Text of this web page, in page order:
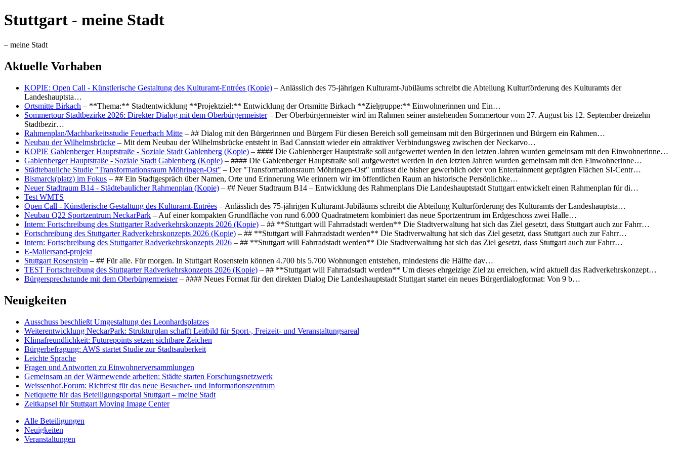
Stuttgart - meine Stadt
– meine Stadt
Aktuelle Vorhaben
KOPIE: Open Call - Künstlerische Gestaltung des Kulturamt-Entrées (Kopie) – Anlässlich des 75-jährigen Kulturamt-Jubiläums schreibt die Abteilung Kulturförderung des Kulturamts der
Landeshauptsta…
Ortsmitte Birkach – **Thema:** Stadtentwicklung **Projektziel:** Entwicklung der Ortsmitte Birkach **Zielgruppe:** Einwohnerinnen und Ein…
Sommertour Stadtbezirke 2026: Direkter Dialog mit dem Oberbürgermeister– Der Oberbürgermeister wird im Rahmen seiner anstehenden Sommertour vom 27. August bis 12. September dreizehn
Stadtbezir…
Rahmenplan/Machbarkeitsstudie Feuerbach Mitte – ## Dialog mit den Bürgerinnen und Bürgern Für diesen Bereich soll gemeinsam mit den Bürgerinnen und Bürgern ein Rahmen…
Neubau der Wilhelmsbrücke – Mit dem Neubau der Wilhelmsbrücke entsteht in Bad Cannstatt wieder ein attraktiver Verbindungsweg zwischen der Neckarvo…
KOPIE Gablenberger Hauptstraße - Soziale Stadt Gablenberg (Kopie) – #### Die Gablenberger Hauptstraße soll aufgewertet werden In den letzten Jahren wurden gemeinsam mit den Einwohnerinne…
Gablenberger Hauptstraße - Soziale Stadt Gablenberg (Kopie) – #### Die Gablenberger Hauptstraße soll aufgewertet werden In den letzten Jahren wurden gemeinsam mit den Einwohnerinne…
Städtebauliche Studie "Transformationsraum Möhringen-Ost" – Der "Transformationsraum Möhringen-Ost" umfasst die bisher gewerblich oder von Entertainment geprägten Flächen SI-Centr…
Bismarck(platz) im Fokus – ## Ein Stadtgespräch über Namen, Orte und Erinnerung Wie erinnern wir im öffentlichen Raum an historische Persönlichke…
Neuer Stadtraum B14 - Städtebaulicher Rahmenplan (Kopie) – ## Neuer Stadtraum B14 – Entwicklung des Rahmenplans Die Landeshauptstadt Stuttgart entwickelt einen Rahmenplan für di…
Test WMTS
Open Call - Künstlerische Gestaltung des Kulturamt-Entrées – Anlässlich des 75-jährigen Kulturamt-Jubiläums schreibt die Abteilung Kulturförderung des Kulturamts der Landeshauptsta…
Neubau Q22 Sportzentrum NeckarPark – Auf einer kompakten Grundfläche von rund 6.000 Quadratmetern kombiniert das neue Sportzentrum im Erdgeschoss zwei Halle…
Intern: Fortschreibung des Stuttgarter Radverkehrskonzepts 2026 (Kopie) – ## **Stuttgart will Fahrradstadt werden** Die Stadtverwaltung hat sich das Ziel gesetzt, dass Stuttgart auch zur Fahrr…
Fortschreibung des Stuttgarter Radverkehrskonzepts 2026 (Kopie) – ## **Stuttgart will Fahrradstadt werden** Die Stadtverwaltung hat sich das Ziel gesetzt, dass Stuttgart auch zur Fahrr…
Intern: Fortschreibung des Stuttgarter Radverkehrskonzepts 2026 – ## **Stuttgart will Fahrradstadt werden** Die Stadtverwaltung hat sich das Ziel gesetzt, dass Stuttgart auch zur Fahrr…
E-Mailersand-projekt
Stuttgart Rosenstein – ## Für alle. Für morgen. In Stuttgart Rosenstein können 4.700 bis 5.700 Wohnungen entstehen, mindestens die Hälfte dav…
TEST Fortschreibung des Stuttgarter Radverkehrskonzepts 2026 (Kopie) – ## **Stuttgart will Fahrradstadt werden** Um dieses ehrgeizige Ziel zu erreichen, wird aktuell das Radverkehrskonzept…
Bürgersprechstunde mit dem Oberbürgermeister– #### Neues Format für den direkten Dialog Die Landeshauptstadt Stuttgart startet ein neues Bürgerdialogformat: Von 9 b…
Neuigkeiten
Ausschuss beschließt Umgestaltung des Leonhards­platzes
Weiterentwicklung NeckarPark: Strukturplan schafft Leitbild für Sport-, Freizeit- und Veranstaltungsareal
Klimafreundlichkeit: Futurepoints setzen sichtbare Zeichen
Bürgerbefragung: AWS startet Studie zur Stadtsauberkeit
Leichte Sprache
Fragen und Antworten zu Einwohnerversammlungen
Gemeinsam an der Wärmewende arbeiten: Städte starten Forschungsnetzwerk
Weissenhof.Forum: Richtfest für das neue Besucher- und Informationszentrum
Netiquette für das Beteiligungsportal Stuttgart – meine Stadt
Zeitkapsel für Stuttgart Moving Image Center
Alle Beteiligungen
Neuigkeiten
Veranstaltungen